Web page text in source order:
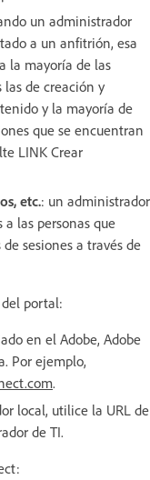
un administrador
a un anfitrión, esa
la mayoría de las
de creación y
y la mayoría de
que se encuentran
LINK Crear
etc.: un administrador
las personas que
sesiones a través de
del portal:
en el Adobe, Adobe
Por ejemplo,
.
local, utilice la URL de
de TI.